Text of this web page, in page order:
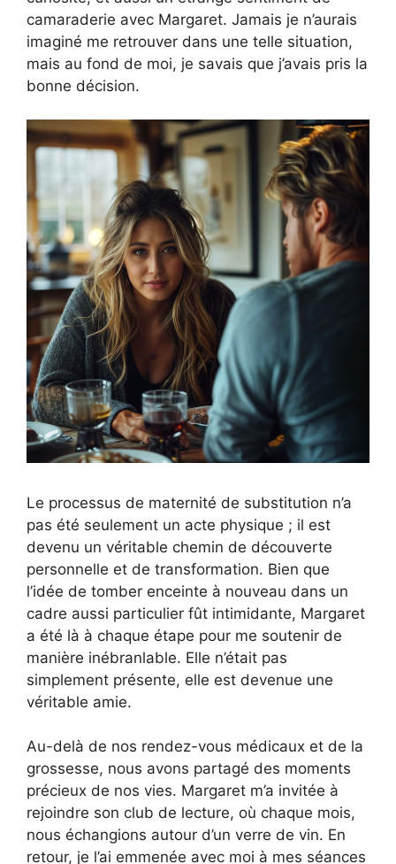
camaraderie avec Margaret. Jamais je n’aurais
imaginé me retrouver dans une telle situation,
mais au fond de moi, je savais que j’avais pris la
bonne décision.
Le processus de maternité de substitution n’a
pas été seulement un acte physique ; il est
devenu un véritable chemin de découverte
personnelle et de transformation. Bien que
l’idée de tomber enceinte à nouveau dans un
cadre aussi particulier fût intimidante, Margaret
a été là à chaque étape pour me soutenir de
manière inébranlable. Elle n’était pas
simplement présente, elle est devenue une
véritable amie.
Au-delà de nos rendez-vous médicaux et de la
grossesse, nous avons partagé des moments
précieux de nos vies. Margaret m’a invitée à
rejoindre son club de lecture, où chaque mois,
nous échangions autour d’un verre de vin. En
retour, je l’ai emmenée avec moi à mes séances